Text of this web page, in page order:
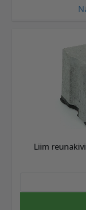
Liim